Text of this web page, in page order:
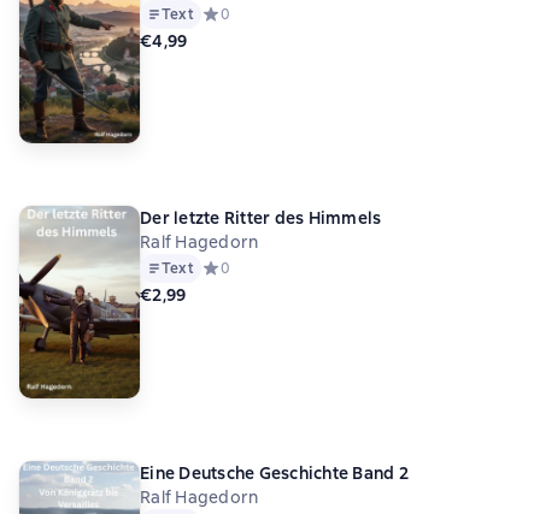
Text Средний рейтинг 0 на основе 0 оценок
0
€4,99
Der letzte Ritter des Himmels
Ralf Hagedorn
Text Средний рейтинг 0 на основе 0 оценок
0
€2,99
Eine Deutsche Geschichte Band 2
Ralf Hagedorn